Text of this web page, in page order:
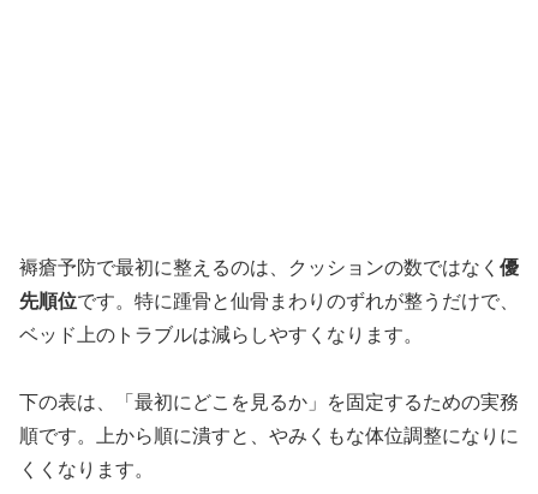
褥瘡予防で最初に整えるのは、クッションの数ではなく 優
先順位です。特に踵骨と仙骨まわりのずれが整うだけで、
ベッド上のトラブルは減らしやすくなります。
下の表は、「最初にどこを見るか」を固定するための実務
順です。上から順に潰すと、やみくもな体位調整になりに
くくなります。